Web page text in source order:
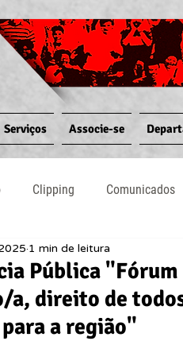
Serviços Associe-se
Clipping Comunicados
Judiciário Notícias
Pública
a, direito de
a região"
1 min de leitura